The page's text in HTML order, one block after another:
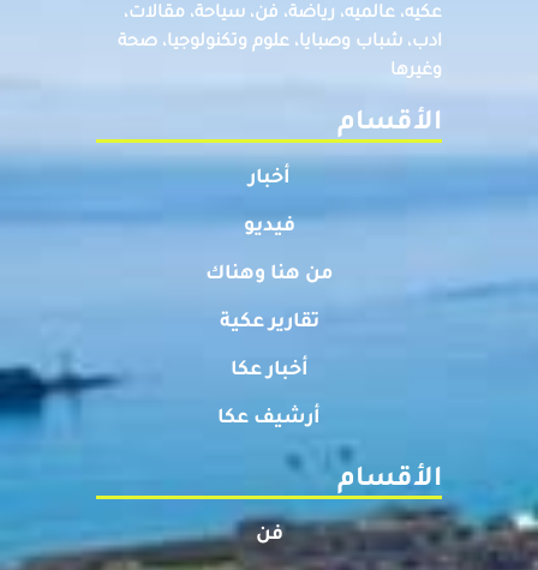
عكيه، عالميه، رياضة، فن، سياحة، مقالات،
ادب، شباب وصبايا، علوم وتكنولوجيا، صحة
وغيرها
الأقسام
أخبار
فيديو
من هنا وهناك
تقارير عكية
أخبار عكا
أرشيف عكا
الأقسام
فن